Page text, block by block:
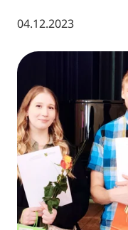
04.12.2023